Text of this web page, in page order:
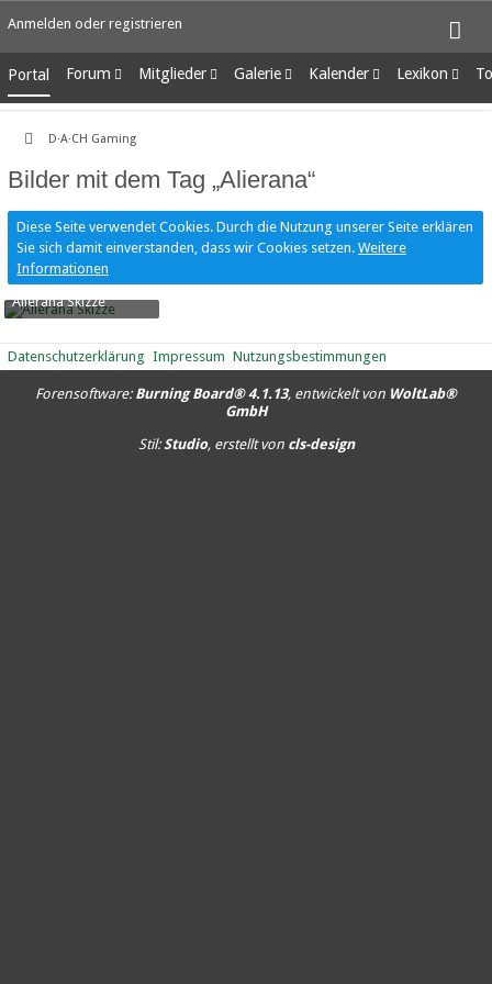
Anmelden oder registrieren
Portal Forum
Unerledigte Themen
Mitglieder
Letzte Aktivitäten
Mitgliedersuche
Galerie
Alben
Kalender
Wochenansicht
Lexikon
Ungelesene
D·A·CH Gaming
Bilder mit dem Tag „Alierana“
Diese Seite verwendet Cookies. Durch die Nutzung unserer Seite erklären
Sie sich damit einverstanden, dass wir Cookies setzen. Weitere
Informationen
Alierana Skizze
RiaStarchild-6. Januar 2017, 12:21
Datenschutzerklärung Impressum Nutzungsbestimmungen
Forensoftware: Burning Board® 4.1.13, entwickelt von WoltLab®
GmbH
Stil:Studio, erstellt von cls-design